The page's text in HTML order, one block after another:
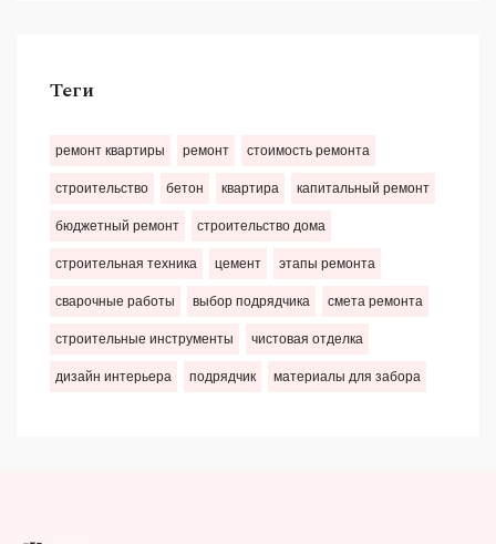
Теги
ремонт квартиры ремонт стоимость ремонта
строительство бетон квартира капитальный ремонт
бюджетный ремонт строительство дома
строительная техника цемент этапы ремонта
сварочные работы выбор подрядчика смета ремонта
строительные инструменты чистовая отделка
дизайн интерьера подрядчик материалы для забора